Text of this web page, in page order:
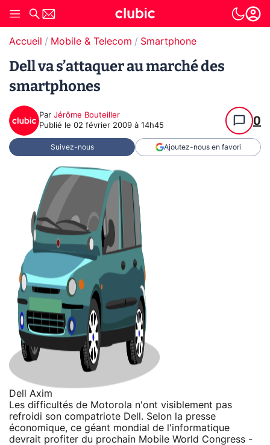
Accueil Mobile & Telecom Smartphone
Dell va s’attaquer au marché des
smartphones
Par Jérôme Bouteiller
Publié le 02 février 2009 à 14h45 0
Suivez-nous Ajoutez-nous en favori
Dell Axim
Les difficultés de Motorola n'ont visiblement pas
refroidi son compatriote Dell. Selon la presse
économique, ce géant mondial de l'informatique
devrait profiter du prochain Mobile World Congress -